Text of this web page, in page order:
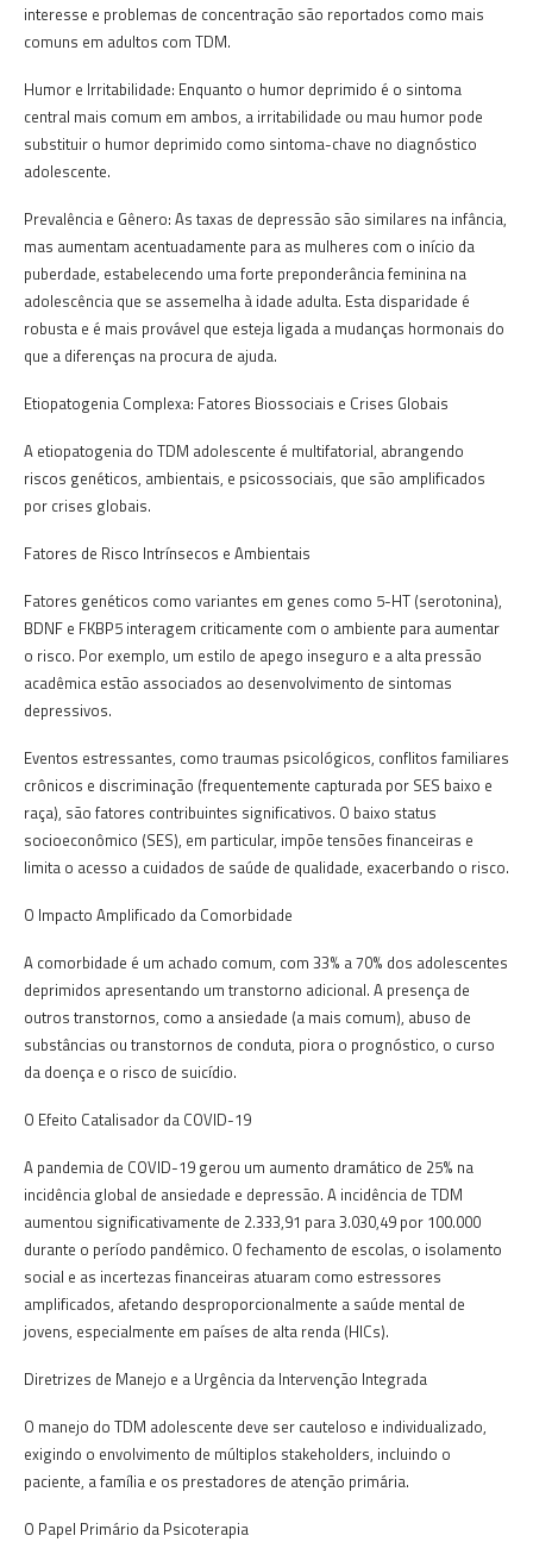
interesse e problemas de concentração são reportados como mais
comuns em adultos com TDM.
Humor e Irritabilidade: Enquanto o humor deprimido é o sintoma
central mais comum em ambos, a irritabilidade ou mau humor pode
substituir o humor deprimido como sintoma-chave no diagnóstico
adolescente.
Prevalência e Gênero: As taxas de depressão são similares na infância,
mas aumentam acentuadamente para as mulheres com o início da
puberdade, estabelecendo uma forte preponderância feminina na
adolescência que se assemelha à idade adulta. Esta disparidade é
robusta e é mais provável que esteja ligada a mudanças hormonais do
que a diferenças na procura de ajuda.
Etiopatogenia Complexa: Fatores Biossociais e Crises Globais
A etiopatogenia do TDM adolescente é multifatorial, abrangendo
riscos genéticos, ambientais, e psicossociais, que são amplificados
por crises globais.
Fatores de Risco Intrínsecos e Ambientais
Fatores genéticos como variantes em genes como 5-HT (serotonina),
BDNF e FKBP5 interagem criticamente com o ambiente para aumentar
o risco. Por exemplo, um estilo de apego inseguro e a alta pressão
acadêmica estão associados ao desenvolvimento de sintomas
depressivos.
Eventos estressantes, como traumas psicológicos, conflitos familiares
crônicos e discriminação (frequentemente capturada por SES baixo e
raça), são fatores contribuintes significativos. O baixo status
socioeconômico (SES), em particular, impõe tensões financeiras e
limita o acesso a cuidados de saúde de qualidade, exacerbando o risco.
O Impacto Amplificado da Comorbidade
A comorbidade é um achado comum, com 33% a 70% dos adolescentes
deprimidos apresentando um transtorno adicional. A presença de
outros transtornos, como a ansiedade (a mais comum), abuso de
substâncias ou transtornos de conduta, piora o prognóstico, o curso
da doença e o risco de suicídio.
O Efeito Catalisador da COVID-19
A pandemia de COVID-19 gerou um aumento dramático de 25% na
incidência global de ansiedade e depressão. A incidência de TDM
aumentou significativamente de 2.333,91 para 3.030,49 por 100.000
durante o período pandêmico. O fechamento de escolas, o isolamento
social e as incertezas financeiras atuaram como estressores
amplificados, afetando desproporcionalmente a saúde mental de
jovens, especialmente em países de alta renda (HICs).
Diretrizes de Manejo e a Urgência da Intervenção Integrada
O manejo do TDM adolescente deve ser cauteloso e individualizado,
exigindo o envolvimento de múltiplos stakeholders, incluindo o
paciente, a família e os prestadores de atenção primária.
O Papel Primário da Psicoterapia